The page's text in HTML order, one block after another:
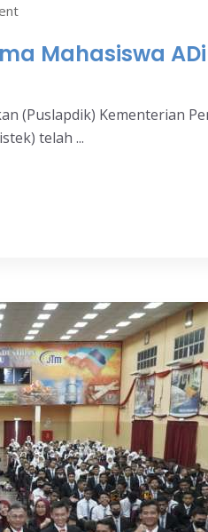
Mahasiswa
(Puslapdik) Kementerian
telah ...